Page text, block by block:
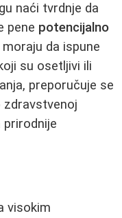
naći tvrdnje da
pene potencijalno
da ispune
su osetljivi ili
preporučuje se
prirodnije
visokim